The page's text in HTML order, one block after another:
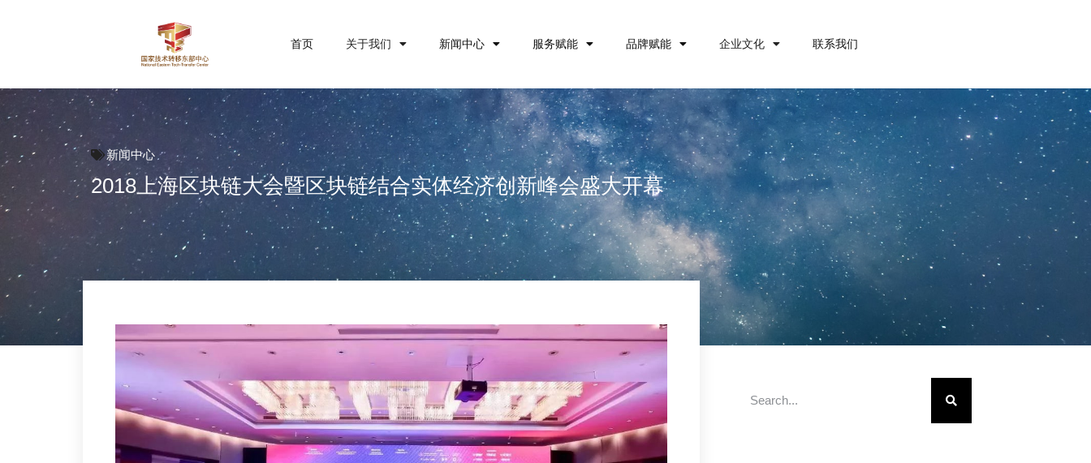
首页 关于我们 新闻中心 服务赋能 品牌赋能 企业文化 联系我们
新闻中心
2018上海区块链大会暨区块链结合实体经济创新峰会盛大开幕